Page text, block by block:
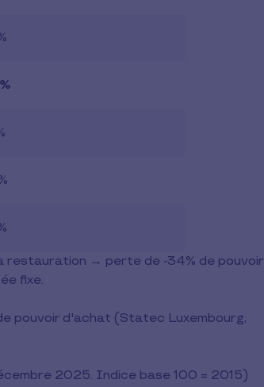
restauration → perte de -34% de pouvoir
fixe.
pouvoir d'achat (Statec Luxembourg,
2025. Indice base 100 = 2015)